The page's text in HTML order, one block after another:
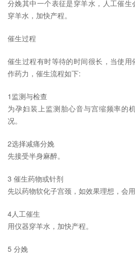
分娩其中一个表征是穿羊水，人工催
穿羊水，加快产程。
催生过程
催生过程有时等待的时间很长，当使
作药力，催生流程如下:
1监测与检查
为孕妇装上监测胎心音与宫缩频率的
况。
2选择减痛分娩
先接受半身麻醉。
3 催生药物或针剂
先以药物软化子宫颈，如效果理想，会
4人工催生
用仪器穿羊水，加快产程。
5 分娩